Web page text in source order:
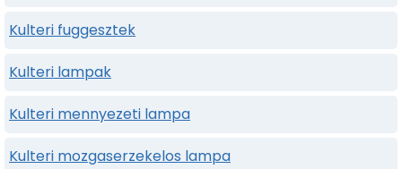
Kulteri fuggesztek
Kulteri lampak
Kulteri mennyezeti lampa
Kulteri mozgaserzekelos lampa